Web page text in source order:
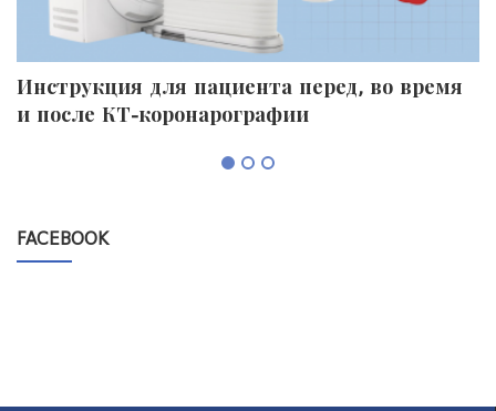
Инструкция для пациента перед, во время
и после КТ-коронарографии
FACEBOOK